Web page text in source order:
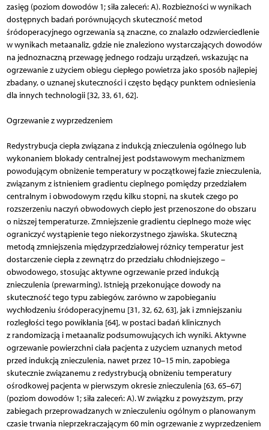
zasięg (poziom dowodów 1; siła zaleceń: A). Rozbieżności w wynikach
dostępnych badań porównujących skuteczność metod
śródoperacyjnego ogrzewania są znaczne, co znalazło odzwierciedlenie
w wynikach metaanaliz, gdzie nie znaleziono wystarczających dowodów
na jednoznaczną przewagę jednego rodzaju urządzeń, wskazując na
ogrzewanie z użyciem obiegu ciepłego powietrza jako sposób najlepiej
zbadany, o uznanej skuteczności i często będący punktem odniesienia
dla innych technologii [32, 33, 61, 62].
Ogrzewanie z wyprzedzeniem
Redystrybucja ciepła związana z indukcją znieczulenia ogólnego lub
wykonaniem blokady centralnej jest podstawowym mechanizmem
powodującym obniżenie temperatury w początkowej fazie znieczulenia,
związanym z istnieniem gradientu cieplnego pomiędzy przedziałem
centralnym i obwodowym rzędu kilku stopni, na skutek czego po
rozszerzeniu naczyń obwodowych ciepło jest przenoszone do obszaru
o niższej temperaturze. Zmniejszenie gradientu cieplnego może więc
ograniczyć wystąpienie tego niekorzystnego zjawiska. Skuteczną
metodą zmniejszenia międzyprzedziałowej różnicy temperatur jest
dostarczenie ciepła z zewnątrz do przedziału chłodniejszego –
obwodowego, stosując aktywne ogrzewanie przed indukcją
znieczulenia (prewarming). Istnieją przekonujące dowody na
skuteczność tego typu zabiegów, zarówno w zapobieganiu
wychłodzeniu śródoperacyjnemu [31, 32, 62, 63], jak i zmniejszaniu
rozległości tego powikłania [64], w postaci badań klinicznych
z randomizacją i metaanaliz podsumowujących ich wyniki. Aktywne
ogrzewanie powierzchni ciała pacjenta z użyciem uznanych metod
przed indukcją znieczulenia, nawet przez 10–15 min, zapobiega
skutecznie związanemu z redystrybucją obniżeniu temperatury
ośrodkowej pacjenta w pierwszym okresie znieczulenia [63, 65–67]
(poziom dowodów 1; siła zaleceń: A). W związku z powyższym, przy
zabiegach przeprowadzanych w znieczuleniu ogólnym o planowanym
czasie trwania nieprzekraczającym 60 min ogrzewanie z wyprzedzeniem